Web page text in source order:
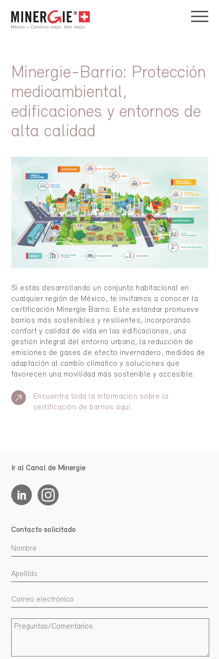
Minergie-Barrio: Protección
medioambiental,
edificaciones y entornos de
alta calidad
Si estás desarrollando un conjunto habitacional en
cualquier región de México, te invitamos a conocer la
certificación Minergie Barrio. Este estándar promueve
barrios más sostenibles y resilientes, incorporando
confort y calidad de vida en las edificaciones, una
gestión integral del entorno urbano, la reducción de
emisiones de gases de efecto invernadero, medidas de
adaptación al cambio climático y soluciones que
favorecen una movilidad más sostenible y accesible.
Encuentra toda la información sobre la
certificación de barrios aquí
Ir al Canal de Minergie
Contacto solicitado